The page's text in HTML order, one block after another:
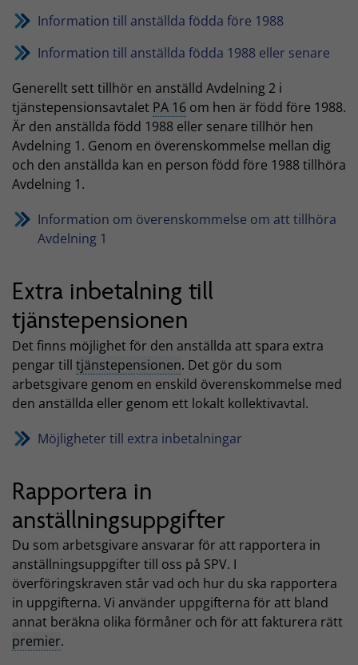
Information till anställda födda före 1988
Information till anställda födda 1988 eller senare
Generellt sett tillhör en anställd Avdelning 2 i
tjänstepensionsavtalet PA 16 om hen är född före 1988.
Är den anställda född 1988 eller senare tillhör hen
Avdelning 1. Genom en överenskommelse mellan dig
och den anställda kan en person född före 1988 tillhöra
Avdelning 1.
Information om överenskommelse om att tillhöra
Avdelning 1
Extra inbetalning till
tjänstepensionen
Det finns möjlighet för den anställda att spara extra
pengar till tjänstepensionen. Det gör du som
arbetsgivare genom en enskild överenskommelse med
den anställda eller genom ett lokalt kollektivavtal.
Möjligheter till extra inbetalningar
Rapportera in
anställningsuppgifter
Du som arbetsgivare ansvarar för att rapportera in
anställningsuppgifter till oss på SPV. I
överföringskraven står vad och hur du ska rapportera
in uppgifterna. Vi använder uppgifterna för att bland
annat beräkna olika förmåner och för att fakturera rätt
premier.